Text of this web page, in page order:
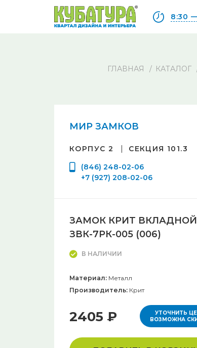
8:30
ГЛАВНАЯ КАТАЛОГ
МИР ЗАМКОВ
КОРПУС 2
СЕКЦИЯ 101.3
(846) 248-02-06
+7 (927) 208-02-06
ЗАМОК КРИТ ВКЛАДНОЙ
ЗВК-7РК-005 (006)
В НАЛИЧИИ
Материал: Металл
Производитель: Крит
2405 ₽
УТОЧНИТЬ
ВОЗМОЖНА